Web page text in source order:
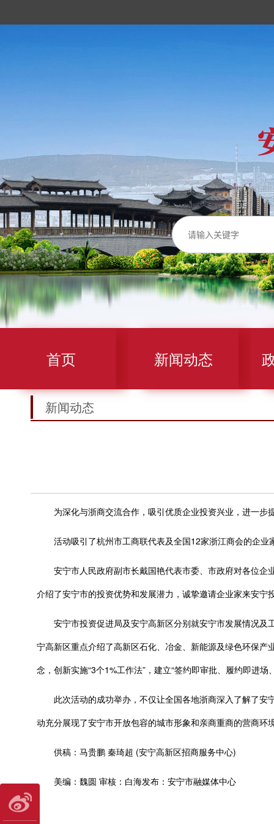
首页 新闻动态
新闻动态
为深化与浙商交流合作，吸引优质企业投资兴业，进一步
活动吸引了杭州市工商联代表及全国12家浙江商会的企业
安宁市人民政府副市长戴国艳代表市委、市政府对各位企业
介绍了安宁市的投资优势和发展潜力，诚挚邀请企业家来安宁
安宁市投资促进局及安宁高新区分别就安宁市发展情况及
宁高新区重点介绍了高新区石化、冶金、新能源及绿色环保
念，创新实施“3个1%工作法”，建立“签约即审批、履约即进
此次活动的成功举办，不仅让全国各地浙商深入了解了安
动充分展现了安宁市开放包容的城市形象和亲商重商的营商环
供稿：马贵鹏 秦琦超 (安宁高新区招商服务中心)
美编：魏圆 审核：白海发布：安宁市融媒体中心